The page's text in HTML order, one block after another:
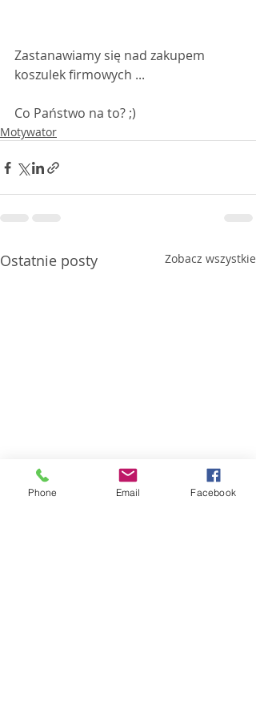
Zastanawiamy się nad zakupem
koszulek firmowych ...
Co Państwo na to? ;)
Motywator
Ostatnie posty Zobacz wszystkie
Phone Email Facebook